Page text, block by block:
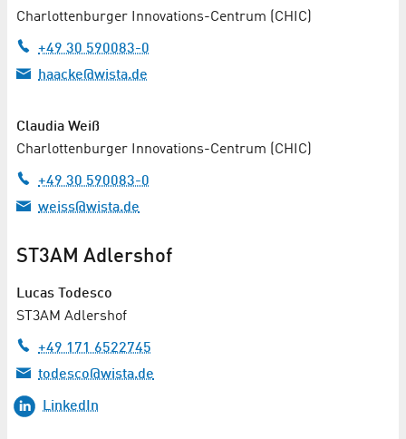
Charlottenburger Innovations-Centrum (CHIC)
+49 30 590083-0
haacke@wista.de
Claudia Weiß
Charlottenburger Innovations-Centrum (CHIC)
+49 30 590083-0
weiss@wista.de
ST3AM Adlershof
Lucas Todesco
ST3AM Adlershof
+49 171 6522745
todesco@wista.de
LinkedIn